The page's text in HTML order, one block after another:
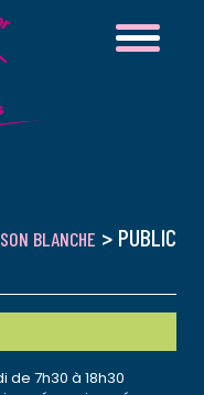
BLANCHE > PUBLIC
de 7h30 à 18h30